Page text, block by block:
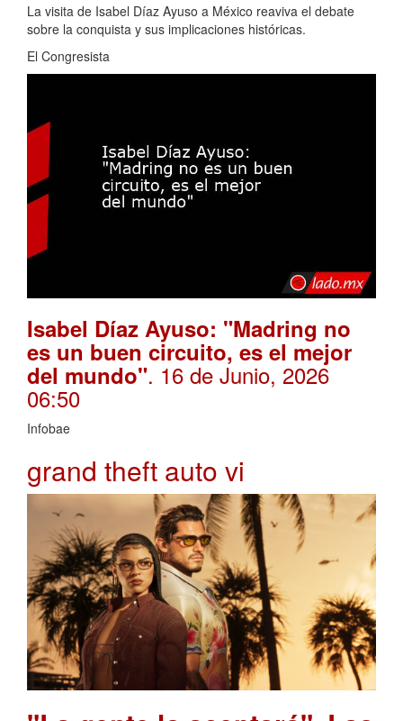
La visita de Isabel Díaz Ayuso a México reaviva el debate
sobre la conquista y sus implicaciones históricas.
El Congresista
Isabel Díaz Ayuso: "Madring no
es un buen circuito, es el mejor
del mundo". 16 de Junio, 2026
06:50
Infobae
grand theft auto vi